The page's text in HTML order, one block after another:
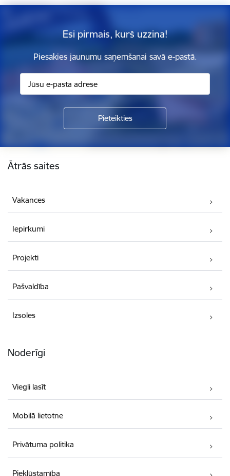
Esi pirmais, kurš uzzina!
Piesakies jaunumu saņemšanai savā e-pastā.
Ātrās saites
Vakances
Iepirkumi
Projekti
Pašvaldība
Izsoles
Noderīgi
Viegli lasīt
Mobilā lietotne
Privātuma politika
Piekļūstamība